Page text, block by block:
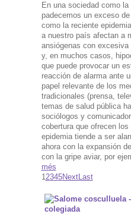
En una sociedad como
padecemos un exceso
como la reciente
a nuestro país afectan a
ansiógenas con
y, en muchos casos,
que puede provocar un
reacción de alarma ante
papel relevante de los
tradicionales (prensa,
temas de salud pública
sociólogos y
cobertura que ofrecen
epidemia tiende a ser
ahora con la expansión
con la gripe aviar, por
més
12345NextLast